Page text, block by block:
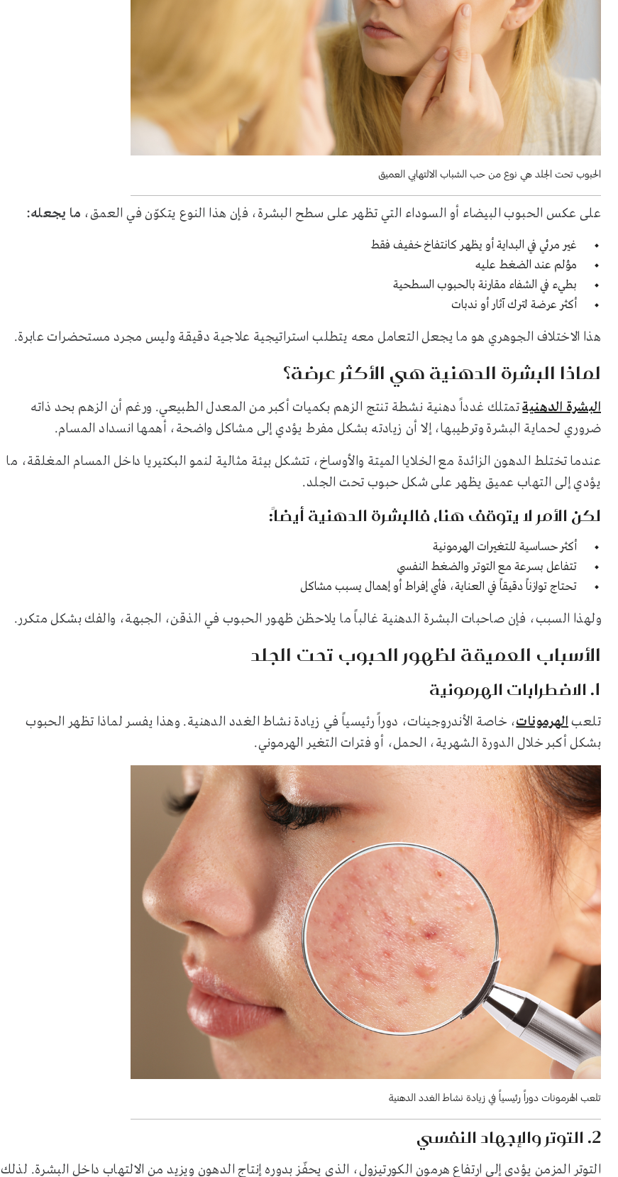
الحبوب تحت الجلد هي نوع من حب الشباب الالتهابي العميق
على عكس الحبوب البيضاء أو السوداء التي تظهر على سطح البشرة، فإن هذا النوع يتكوّن في العمق، ما يجعله:
غير مرئي في البداية أو يظهر كانتفاخ خفيف فقط
مؤلم عند الضغط عليه
بطيء في الشفاء مقارنة بالحبوب السطحية
أكثر عرضة لترك آثار أو ندبات
هذا الاختلاف الجوهري هو ما يجعل التعامل معه يتطلب استراتيجية علاجية دقيقة وليس مجرد مستحضرات عابرة.
لماذا البشرة الدهنية هي الأكثر عرضة؟
البشرة الدهنيةتمتلك غدداً دهنية نشطة تنتج الزهم بكميات أكبر من المعدل الطبيعي. ورغم أن الزهم بحد ذاته
ضروري لحماية البشرة وترطيبها، إلا أن زيادته بشكل مفرط يؤدي إلى مشاكل واضحة، أهمها انسداد المسام.
عندما تختلط الدهون الزائدة مع الخلايا الميتة والأوساخ، تتشكل بيئة مثالية لنمو البكتيريا داخل المسام المغلقة، ما
يؤدي إلى التهاب عميق يظهر على شكل حبوب تحت الجلد.
لكن الأمر لا يتوقف هنا، فالبشرة الدهنية أيضاً:
أكثر حساسية للتغيرات الهرمونية
تتفاعل بسرعة مع التوتر والضغط النفسي
تحتاج توازناً دقيقاً في العناية، فأي إفراط أو إهمال يسبب مشاكل
ولهذا السبب، فإن صاحبات البشرة الدهنية غالباً ما يلاحظن ظهور الحبوب في الذقن، الجبهة، والفك بشكل متكرر.
الأسباب العميقة لظهور الحبوب تحت الجلد
1. الاضطرابات الهرمونية
تلعبالهرمونات، خاصة الأندروجينات، دوراً رئيسياً في زيادة نشاط الغدد الدهنية. وهذا يفسر لماذا تظهر الحبوب
بشكل أكبر خلال الدورة الشهرية، الحمل، أو فترات التغير الهرموني.
تلعب الهرمونات دوراً رئيسياً في زيادة نشاط الغدد الدهنية
2. التوتر والإجهاد النفسي
التوتر المزمن يؤدي إلى ارتفاع هرمون الكورتيزول، الذي يحفّز بدوره إنتاج الدهون ويزيد من الالتهاب داخل البشرة. لذلك